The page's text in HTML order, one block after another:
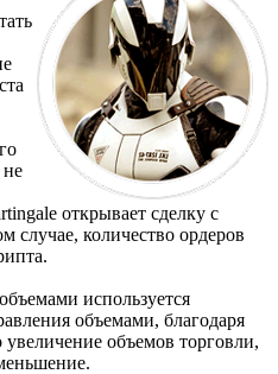
открывает сделку с
количество ордеров
используется
объемами, благодаря
объемов торговли,